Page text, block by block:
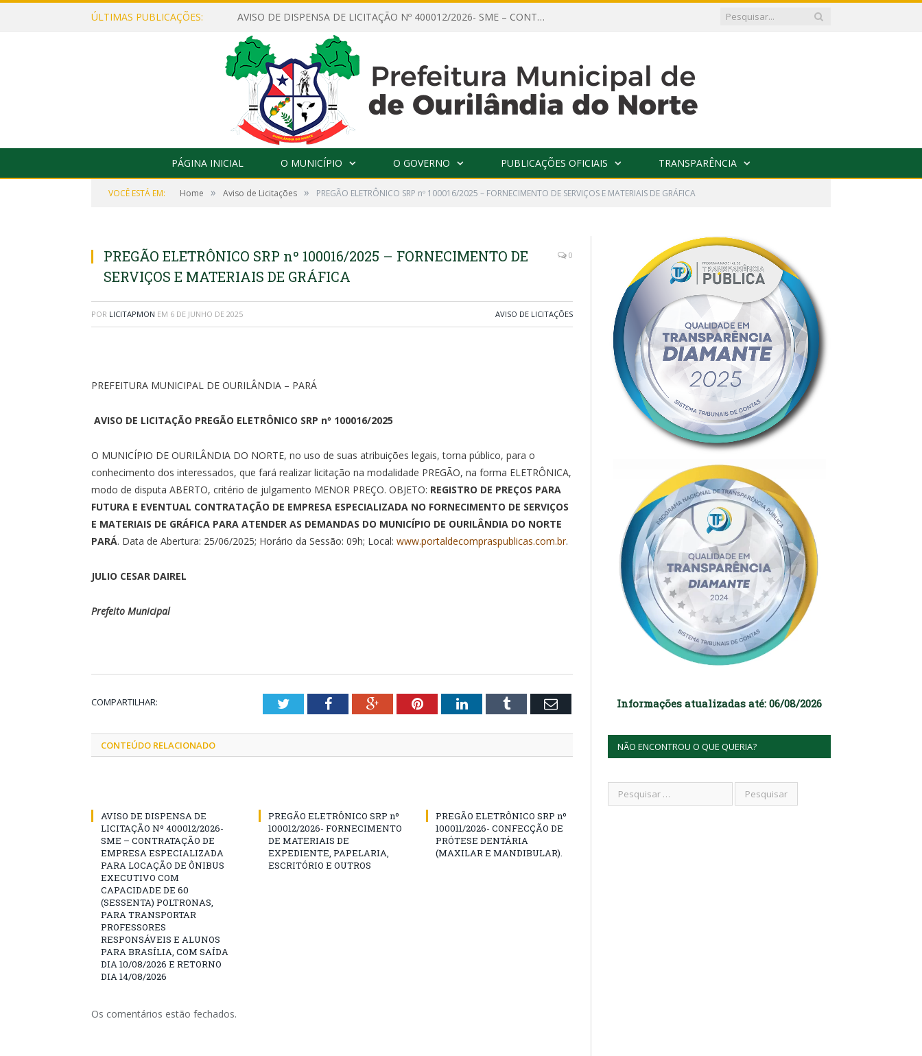
ÚLTIMAS PUBLICAÇÕES: AVISO DE DISPENSA DE LICITAÇÃO Nº 400012/2026- SME – CONTRATAÇÃO DE EMPRESA ESPECIALIZADA PARA LOCAÇÃO DE ÔNIBUS EXECUTIVO COM CAPACIDADE DE 60 (SESSENTA) POLTRONAS, PARA TRANSPORTAR PROFESSORES RESPONSÁVEIS E ALUNOS PARA BRASÍLIA, COM SAÍDA DIA 10/08/2026 E RETORNO DIA 14/08/2026
PÁGINA INICIAL O MUNICÍPIO O GOVERNO PUBLICAÇÕES OFICIAIS TRANSPARÊNCIA
VOCÊ ESTÁ EM: Home » Aviso de Licitações » PREGÃO ELETRÔNICO SRP nº 100016/2025 – FORNECIMENTO DE SERVIÇOS E MATERIAIS DE GRÁFICA
PREGÃO ELETRÔNICO SRP nº 100016/2025 – FORNECIMENTO DE
SERVIÇOS E MATERIAIS DE GRÁFICA
0
POR LICITAPMON EM 6 DE JUNHO DE 2025 AVISO DE LICITAÇÕES
PREFEITURA MUNICIPAL DE OURILÂNDIA – PARÁ
AVISO DE LICITAÇÃO PREGÃO ELETRÔNICO SRP nº 100016/2025
O MUNICÍPIO DE OURILÂNDIA DO NORTE, no uso de suas atribuições legais, torna público, para o
conhecimento dos interessados, que fará realizar licitação na modalidade PREGÃO, na forma ELETRÔNICA,
modo de disputa ABERTO, critério de julgamento MENOR PREÇO. OBJETO: REGISTRO DE PREÇOS PARA
FUTURA E EVENTUAL CONTRATAÇÃO DE EMPRESA ESPECIALIZADA NO FORNECIMENTO DE SERVIÇOS
E MATERIAIS DE GRÁFICA PARA ATENDER AS DEMANDAS DO MUNICÍPIO DE OURILÂNDIA DO NORTE
PARÁ. Data de Abertura: 25/06/2025; Horário da Sessão: 09h; Local: www.portaldecompraspublicas.com.br.
JULIO CESAR DAIREL
Prefeito Municipal
COMPARTILHAR: TwitterFacebookGoogle+PinterestLinkedInTumblr Email
CONTEÚDO RELACIONADO
AVISO DE DISPENSA DE
LICITAÇÃO Nº 400012/2026-
SME – CONTRATAÇÃO DE
EMPRESA ESPECIALIZADA
PARA LOCAÇÃO DE ÔNIBUS
EXECUTIVO COM
CAPACIDADE DE 60
(SESSENTA) POLTRONAS,
PARA TRANSPORTAR
PROFESSORES
RESPONSÁVEIS E ALUNOS
PARA BRASÍLIA, COM SAÍDA
DIA 10/08/2026 E RETORNO
DIA 14/08/2026
PREGÃO ELETRÔNICO SRP nº
100012/2026- FORNECIMENTO
DE MATERIAIS DE
EXPEDIENTE, PAPELARIA,
ESCRITÓRIO E OUTROS
PREGÃO ELETRÔNICO SRP nº
100011/2026- CONFECÇÃO DE
PRÓTESE DENTÁRIA
(MAXILAR E MANDIBULAR).
Os comentários estão fechados.
Informações atualizadas até: 06/08/2026
NÃO ENCONTROU O QUE QUERIA?